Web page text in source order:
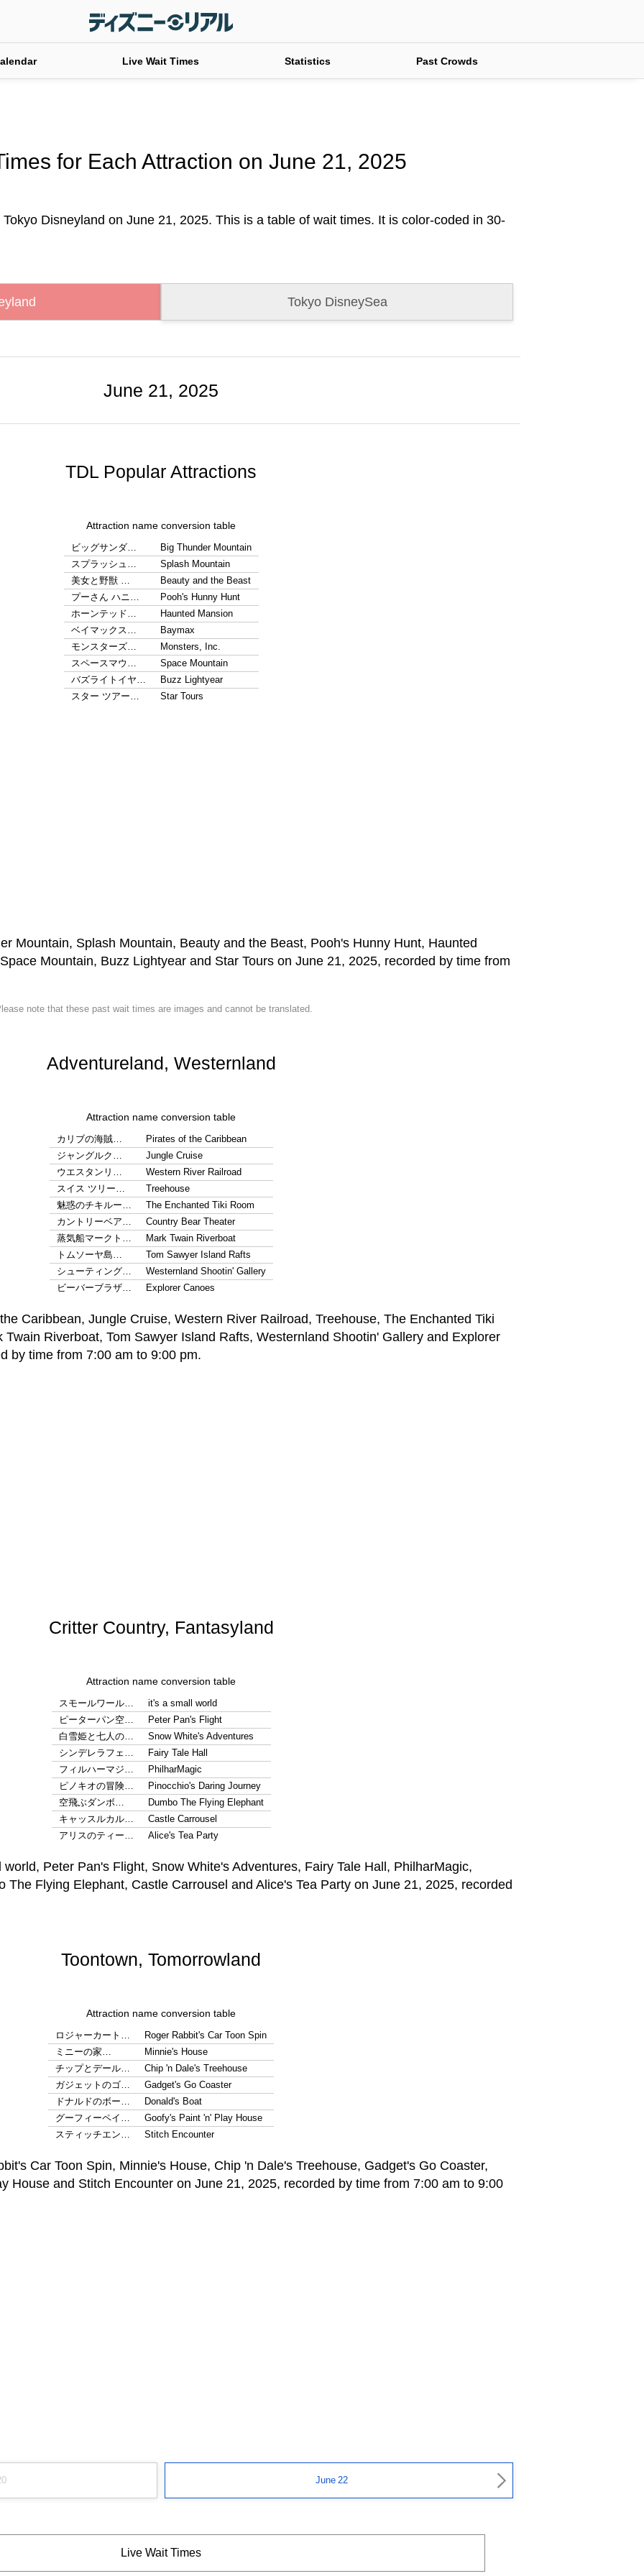
Live Wait Times Statistics Past Crowds
for Each Attraction on June 21, 2025
Disneyland on June 21, 2025. This is a table of wait times. It is color-coded in 30-
Tokyo DisneySea
June 21, 2025
TDL Popular Attractions
Attraction name conversion table
ビッグサンダ…
Big Thunder Mountain
スプラッシュ…
Splash Mountain
美女と野獣 …
Beauty and the Beast
プーさん ハニ…
Pooh's Hunny Hunt
ホーンテッド…
Haunted Mansion
ベイマックス…
Baymax
モンスターズ…
Monsters, Inc.
スペースマウ…
Space Mountain
バズライトイヤ…
Buzz Lightyear
スター ツアー…
Star Tours
note that these past wait times are images and cannot be translated.
Adventureland, Westernland
Attraction name conversion table
カリブの海賊…
Pirates of the Caribbean
ジャングルク…
Jungle Cruise
ウエスタンリ…
Western River Railroad
スイス ツリー…
Treehouse
魅惑のチキルー…
The Enchanted Tiki Room
カントリーベア…
Country Bear Theater
蒸気船マークト…
Mark Twain Riverboat
トムソーヤ島…
Tom Sawyer Island Rafts
シューティング…
Westernland Shootin' Gallery
ビーバーブラザ…
Explorer Canoes
Critter Country, Fantasyland
Attraction name conversion table
スモールワール…
it's a small world
ピーターパン空…
Peter Pan's Flight
白雪姫と七人の…
Snow White's Adventures
シンデレラフェ…
Fairy Tale Hall
フィルハーマジ…
PhilharMagic
ピノキオの冒険…
Pinocchio's Daring Journey
空飛ぶダンボ…
Dumbo The Flying Elephant
キャッスルカル…
Castle Carrousel
アリスのティー…
Alice's Tea Party
Toontown, Tomorrowland
Attraction name conversion table
ロジャーカート…
Roger Rabbit's Car Toon Spin
ミニーの家…
Minnie's House
チップとデール…
Chip 'n Dale's Treehouse
ガジェットのゴ…
Gadget's Go Coaster
ドナルドのボー…
Donald's Boat
グーフィーペイ…
Goofy's Paint 'n' Play House
スティッチエン…
Stitch Encounter
June 22
Live Wait Times